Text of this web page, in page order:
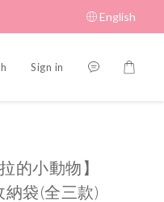
English
CORNER 瑪芬角落
Sign in
的小動物】
袋(全三款)